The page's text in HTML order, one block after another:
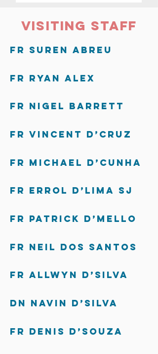
VISITING STAFF
Fr Suren Abreu
Fr Ryan Alex
Fr Nigel Barrett
Fr Vincent D’Cruz
Fr Michael D’Cunha
Fr Errol D’Lima SJ
Fr Patrick D’Mello
Fr Neil dos Santos
Fr Allwyn D’Silva
Dn Navin D’Silva
Fr Denis D’Souza